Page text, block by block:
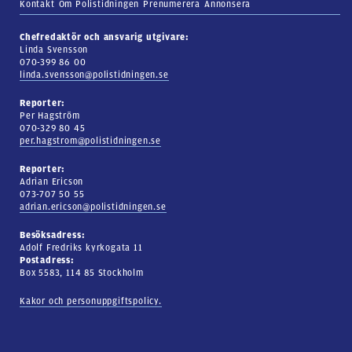
Kontakt Om Polistidningen Prenumerera Annonsera
Chefredaktör och ansvarig utgivare:
Linda Svensson
070-399 86 00
linda.svensson@polistidningen.se
Reporter:
Per Hagström
070-329 80 45
per.hagstrom@polistidningen.se
Reporter:
Adrian Ericson
073-707 50 55
adrian.ericson@polistidningen.se
Besöksadress:
Adolf Fredriks kyrkogata 11
Postadress:
Box 5583, 114 85 Stockholm
Kakor och personuppgiftspolicy.